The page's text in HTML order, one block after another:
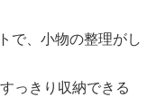
で、小物の整理がし
っきり収納できる